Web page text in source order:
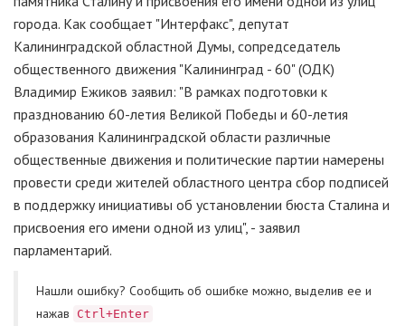
города. Как сообщает "Интерфакс", депутат
Калининградской областной Думы, сопредседатель
общественного движения "Калининград - 60" (ОДК)
Владимир Ежиков заявил: "В рамках подготовки к
празднованию 60-летия Великой Победы и 60-летия
образования Калининградской области различные
общественные движения и политические партии намерены
провести среди жителей областного центра сбор подписей
в поддержку инициативы об установлении бюста Сталина и
присвоения его имени одной из улиц", - заявил
парламентарий.
Нашли ошибку? Cообщить об ошибке можно, выделив ее и
нажав
Ctrl+Enter